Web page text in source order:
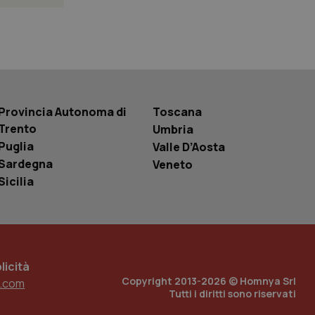
Autonoma di
Toscana
Umbria
Valle D’Aosta
Veneto
Copyright 2013-2026 © Homnya Srl
Tutti i diritti sono riservati
tenere traccia
incorporati
del sito web sta
di
tenere traccia